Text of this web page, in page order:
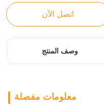
اتصل الآن
وصف المنتج
معلومات مفصلة